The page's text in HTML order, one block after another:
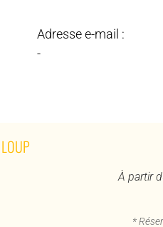
Adresse e-mail :
-
À partir
*